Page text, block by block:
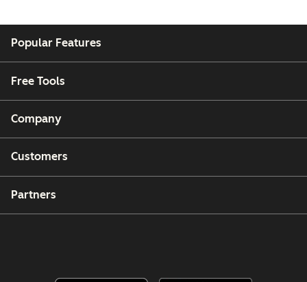
Popular Features
Free Tools
Company
Customers
Partners